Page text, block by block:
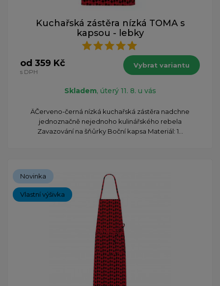
Kuchařská zástěra nízká TOMA s
kapsou - lebky
od 359 Kč
s DPH
Vybrat variantu
Skladem, úterý 11. 8. u vás
​ÄČerveno-černá nízká kuchařská zástěra nadchne
jednoznačně nejednoho kulinářského rebela
Zavazování na šňůrky Boční kapsa Materiál: 1...
Novinka
Vlastní výšivka